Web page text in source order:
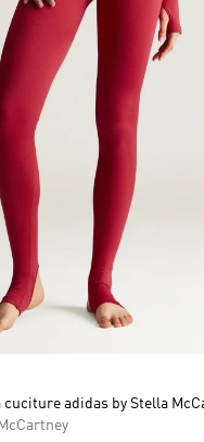
cuciture adidas by Stella